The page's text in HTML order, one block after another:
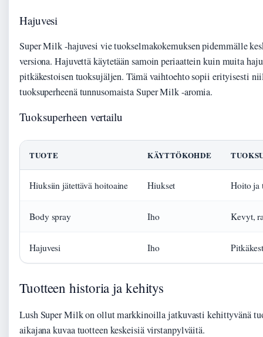
Hajuvesi
Super Milk -hajuvesi vie tuokselmakokemuksen pidemmälle
versiona. Hajuvettä käytetään samoin periaattein kuin muita
pitkäkestoisen tuoksujäljen. Tämä vaihtoehto sopii erityisesti
tuoksuperheenä tunnusomaista Super Milk -aromia.
Tuoksuperheen vertailu
TUOTE KÄYTTÖKOHDE
Hiuksiin jätettävä hoitoaine Hiukset Hoito ja
Body spray Iho Kevyt,
Hajuvesi Iho
Tuotteen historia ja kehitys
Lush Super Milk on ollut markkinoilla jatkuvasti kehittyvänä
aikajana kuvaa tuotteen keskeisiä virstanpylväitä.